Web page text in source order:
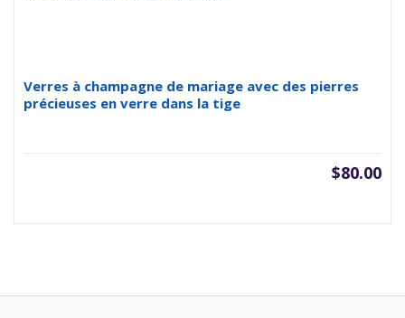
Verres à champagne de mariage avec des pierres
précieuses en verre dans la tige
$80.00